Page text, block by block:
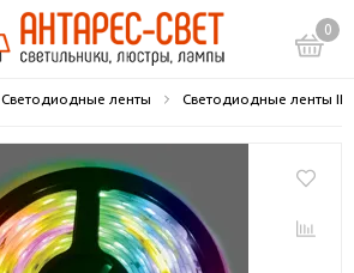
0
Светодиодные ленты Светодиодные ленты